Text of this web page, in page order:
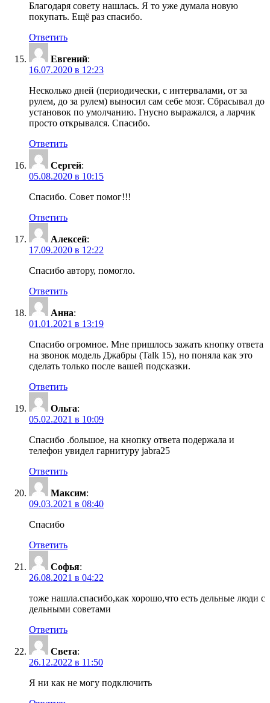
Благодаря совету нашлась. Я то уже думала новую
покупать. Ещё раз спасибо.
Ответить
Евгений:
16.07.2020 в 12:23
Несколько дней (периодически, с интервалами, от за
рулем, до за рулем) выносил сам себе мозг. Сбрасывал до
установок по умолчанию. Гнусно выражался, а ларчик
просто открывался. Спасибо.
Ответить
Сергей:
05.08.2020 в 10:15
Спасибо. Совет помог!!!
Ответить
Алексей:
17.09.2020 в 12:22
Спасибо автору, помогло.
Ответить
Анна:
01.01.2021 в 13:19
Спасибо огромное. Мне пришлось зажать кнопку ответа
на звонок модель Джабры (Talk 15), но поняла как это
сделать только после вашей подсказки.
Ответить
Ольга:
05.02.2021 в 10:09
Спасибо .большое, на кнопку ответа подержала и
телефон увидел гарнитуру jabra25
Ответить
Максим:
09.03.2021 в 08:40
Спасибо
Ответить
Софья:
26.08.2021 в 04:22
тоже нашла.спасибо,как хорошо,что есть дельные люди с
дельными советами
Ответить
Света:
26.12.2022 в 11:50
Я ни как не могу подключить